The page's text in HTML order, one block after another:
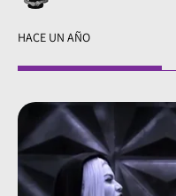
HACE UN AÑO